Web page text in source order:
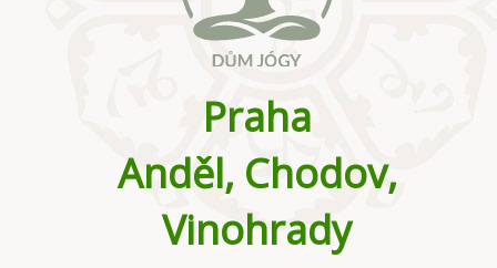
Praha
Anděl, Chodov,
Vinohrady